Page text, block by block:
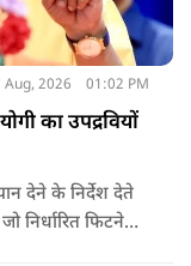
Aug, 2026 01:02 PM
का उपद्रवियों
देने के निर्देश देते
निर्धारित फिटनेस